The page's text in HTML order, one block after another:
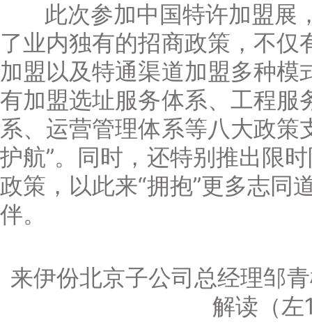
此次参加中国特许加盟展
了业内独有的招商政策，不仅
加盟以及特通渠道加盟多种模
有加盟选址服务体系、工程服
系、运营管理体系等八大政策
护航”。同时，还特别推出限
政策，以此来“拥抱”更多志同
伴。
来伊份北京子公司总经理邹
解读（左